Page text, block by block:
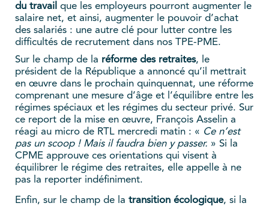
du travail que les employeurs pourront augmenter le
salaire net, et ainsi, augmenter le pouvoir d’achat
des salariés : une autre clé pour lutter contre les
difficultés de recrutement dans nos TPE-PME.
Sur le champ de la réforme des retraites, le
président de la République a annoncé qu’il mettrait
en œuvre dans le prochain quinquennat, une réforme
comprenant une mesure d’âge et l’équilibre entre les
régimes spéciaux et les régimes du secteur privé. Sur
ce report de la mise en œuvre, François Asselin a
réagi au micro de RTL mercredi matin : « Ce n’est
pas un scoop ! Mais il faudra bien y passer. » Si la
CPME approuve ces orientations qui visent à
équilibrer le régime des retraites, elle appelle à ne
pas la reporter indéfiniment.
Enfin, sur le champ de la transition écologique, si la